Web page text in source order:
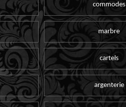
commodes
marbre
cartels
argenterie